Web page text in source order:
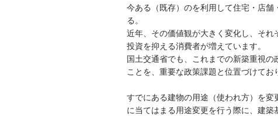
今ある（既存）のを利用して住宅・店
る。
近年、その価値観が大きく変化し、そ
投資を抑える消費者が増えています。
国土交通省でも、これまでの新築重視
ことを、重要な政策課題と位置づけてお
すでにある建物の用途（使われ方）を
に当てはまる用途変更を行う際に、建